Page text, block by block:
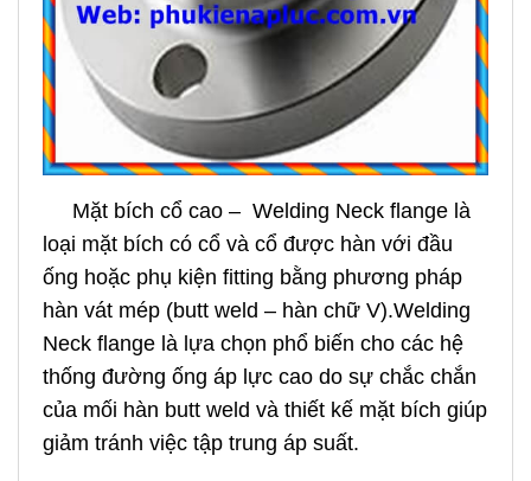
Mặt bích cổ cao – Welding Neck flange là
loại mặt bích có cổ và cổ được hàn với đầu
ống hoặc phụ kiện fitting bằng phương pháp
hàn vát mép (butt weld – hàn chữ V).Welding
Neck flange là lựa chọn phổ biến cho các hệ
thống đường ống áp lực cao do sự chắc chắn
của mối hàn butt weld và thiết kế mặt bích giúp
giảm tránh việc tập trung áp suất.